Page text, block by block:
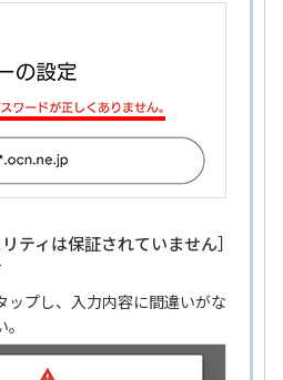
ティは保証されていません］
ップし、入力内容に間違いがな